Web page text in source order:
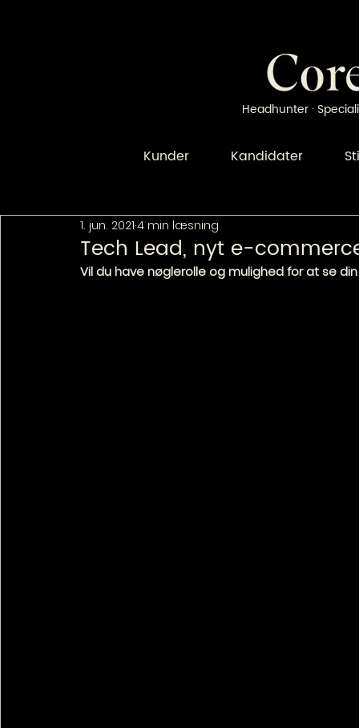
Headhunter ·
Kunder Kandidater
Tech Lead, nyt e-
1. jun. 2021 4 min læsning
Vil du have nøglerolle og mulighed for at se